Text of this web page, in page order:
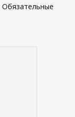
Обязательные